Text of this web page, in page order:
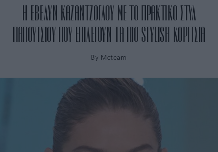
Η ΕΒΕΛΥΝ ΚΑΖΑΝΤΖΟΓΛΟΥ ΜΕ ΤΟ ΠΡΑΚΤΙΚΟ ΣΤΥΛ
ΠΑΠΟΥΤΣΙΟΥ ΠΟΥ ΕΠΙΛΕΓΟΥΝ ΤΑ ΠΙΟ STYLISH ΚΟΡΙΤΣΙΑ
By Mcteam